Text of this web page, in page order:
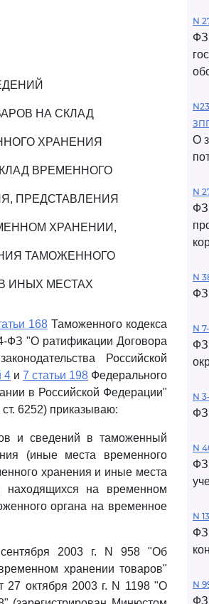
НА СКЛАД
ХРАНЕНИЯ
ВРЕМЕННОГО
ПРЕДСТАВЛЕНИЯ
ХРАНЕНИИ,
ТАМОЖЕННОГО
ИНЫХ МЕСТАХ
168Таможенного кодекса
ФЗ "О ратификации Договора
Российской
4 и 7 статьи 198 Федерального
в Российской Федерации"
6252) приказываю:
и сведений в таможенный
(иные места временного
хранения и иные места
находящихся на временном
органа на временное
2003 г. N 958 "Об
хранении товаров"
27 октября 2003 г. N 1198 "О
N
О
N
N
ФЗ
N
ФЗ
N
ФЗ
N
ФЗ
N
ФЗ
N